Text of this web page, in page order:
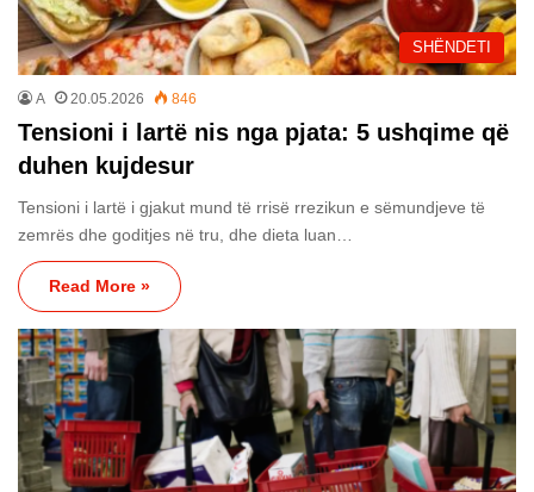
SHËNDETI
A 20.05.2026 846
Tensioni i lartë nis nga pjata: 5 ushqime që
duhen kujdesur
Tensioni i lartë i gjakut mund të rrisë rrezikun e sëmundjeve të
zemrës dhe goditjes në tru, dhe dieta luan…
Read More »